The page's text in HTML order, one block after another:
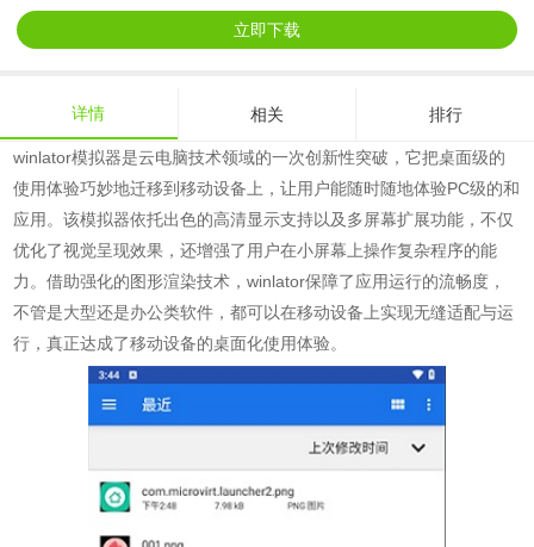
立即下载
详情 相关 排行
winlator模拟器是云电脑技术领域的一次创新性突破，它把桌面级的
使用体验巧妙地迁移到移动设备上，让用户能随时随地体验PC级的和
应用。该模拟器依托出色的高清显示支持以及多屏幕扩展功能，不仅
优化了视觉呈现效果，还增强了用户在小屏幕上操作复杂程序的能
力。借助强化的图形渲染技术，winlator保障了应用运行的流畅度，
不管是大型还是办公类软件，都可以在移动设备上实现无缝适配与运
行，真正达成了移动设备的桌面化使用体验。